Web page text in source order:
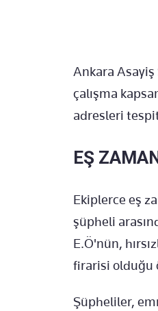
Ankara
çalışma
adresleri
EŞ
Ekiplerce eş
şüpheli
E.Ö'nün,
firarisi olduğu
Şüpheliler,